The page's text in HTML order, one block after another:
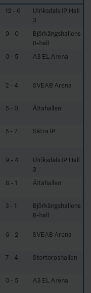
12 - 6
Ulriksdals IP Hall
3
9 - 0
Björkängshallens
B-hall
0 - 5 A3 EL Arena
2 - 4 SVEAB Arena
5 - 0 Ältahallen
5 - 7 Sätra IP
9 - 4
Ulriksdals IP Hall
3
8 - 1 Ältahallen
3 - 1
Björkängshallens
B-hall
6 - 2 SVEAB Arena
7 - 4 Stortorpshallen
0 - 5 A3 EL Arena